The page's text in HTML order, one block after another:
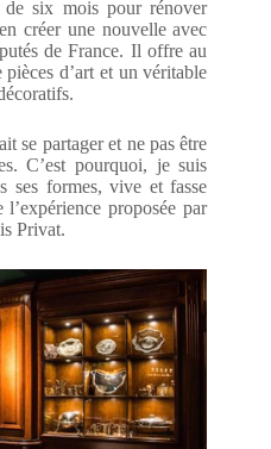
six mois pour rénover
créer une nouvelle avec
de France. Il offre au
d’art et un véritable
se partager et ne pas être
C’est pourquoi, je suis
ses formes, vive et fasse
proposée par
Privat.